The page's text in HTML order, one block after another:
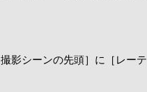
撮影シーンの先頭］に［ レー